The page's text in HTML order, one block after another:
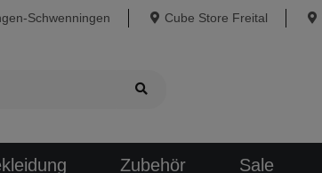
Schwenningen Cube Store Freital
Zubehör Sale